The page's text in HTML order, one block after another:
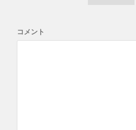
コメント